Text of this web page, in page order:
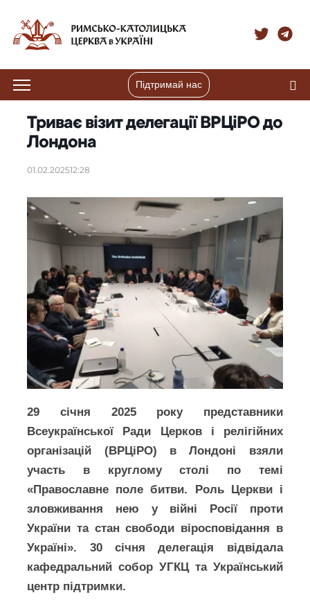
Підтримай нас
Триває візит делегації ВРЦіРО до
Лондона
01.02.202512:28
29 січня 2025 року представники
Всеукраїнської Ради Церков і релігійних
організацій (ВРЦіРО) в Лондоні взяли
участь в круглому столі по темі
«Православне поле битви. Роль Церкви і
зловживання нею у війні Росії проти
України та стан свободи віросповідання в
Україні». 30 січня делегація відвідала
кафедральний собор УГКЦ та Український
центр підтримки.